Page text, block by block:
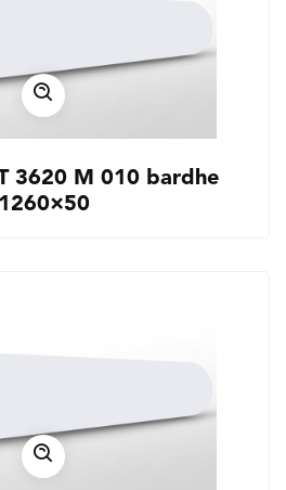
3620 M 010 bardhe
1260×50